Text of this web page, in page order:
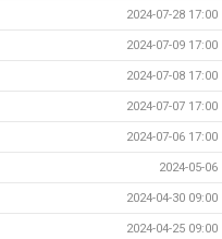
2024-07-28 17:00
2024-07-09 17:00
2024-07-08 17:00
2024-07-07 17:00
2024-07-06 17:00
2024-05-06
2024-04-30 09:00
2024-04-25 09:00